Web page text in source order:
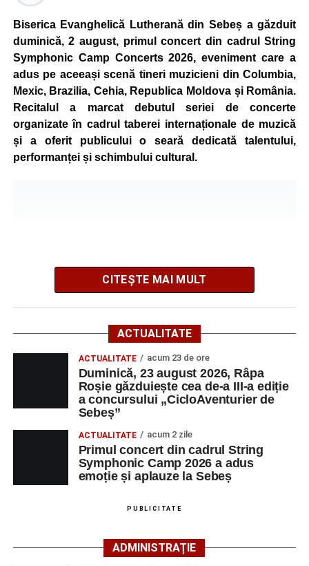
celor aflați la început de drum, cât și celor cu experiență în
mountain bike. La finalul întrecerii, cei mai bine clasați
concurenți vor fi recompensați cu premii în bani și premii
oferite de partenerii evenimentului.
Înaintea zilei de concurs, participanții își vor putea ridica
vor putea înscrie direct la competiție în cadrul Punctului
Oficial de Înscrieri și Informații (Race Office), care va
funcționa după următorul program:
Roșie, unde vor avea loc și antrenamente libere pe
traseul de concurs.
Startul competiției va fi dat duminică, 23 august 2026, la
ora 10:00, la Râpa Roșie.
Înscrierile online sunt deschise până în 22 august 2026 și
pot fi efectuate pe site-ulwww.cicloaventura.ro.
Adaugă-ne ca sursă preferată
Urmărește-ne pe Google News
Primăria Sebeș a decis să reducă intensitatea
Biserica Evanghelică Lutherană din Sebeș a găzduit
duminică, 2 august, primul concert din cadrul String
Symphonic Camp Concerts 2026, eveniment care a
adus pe aceeași scenă tineri muzicieni din Columbia,
Mexic, Brazilia, Cehia, Republica Moldova și România.
Recitalul a marcat debutul seriei de concerte
organizate în cadrul taberei internaționale de muzică
și a oferit publicului o seară dedicată talentului,
performanței și schimbului cultural.
String Symphonic Camp 2026 reunește tineri
instrumentiști din 6 țări, alături de voluntari și foști elevi ai
participă, timp de o săptămână, la cursuri de
perfecționare, repetiții și activități artistice desfășurate sub
îndrumarea unor profesori și mentori.
CITEȘTE MAI MULT
ACTUALITATE
ACTUALITATE acum 23 de ore
Duminică, 23 august 2026, Râpa
Roșie găzduiește cea de-a III-a ediție
a concursului „CicloAventurier de
Sebeș”
ACTUALITATE acum 2 zile
Primul concert din cadrul String
Symphonic Camp 2026 a adus
emoție și aplauze la Sebeș
PUBLICITATE
ADMINISTRAȚIE